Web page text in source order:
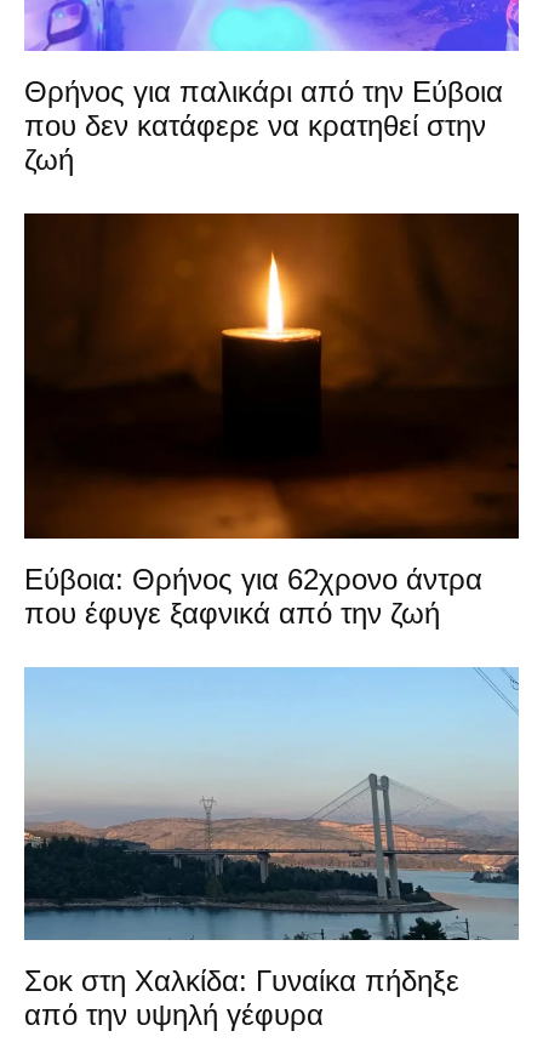
Θρήνος για παλικάρι από την Εύβοια
που δεν κατάφερε να κρατηθεί στην
ζωή
Εύβοια: Θρήνος για 62χρονο άντρα
που έφυγε ξαφνικά από την ζωή
Σοκ στη Χαλκίδα: Γυναίκα πήδηξε
από την υψηλή γέφυρα